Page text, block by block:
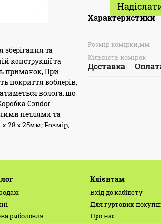
зберігання та
конструкції та
приманок, При
покриття воблерів,
волога, що
Condor
петлями та
28 х 25мм; Розмір,
Характеристики
Розмір комірки,мм
Кількість комірок
Доставка
риболовля
Клієнтам
Вхід до кабінету
Для гуртових
Про нас